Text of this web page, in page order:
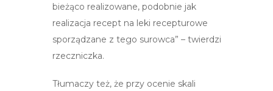
bieżąco realizowane, podobnie jak
realizacja recept na leki recepturowe
sporządzane z tego surowca” – twierdzi
rzeczniczka.
Tłumaczy też, że przy ocenie skali